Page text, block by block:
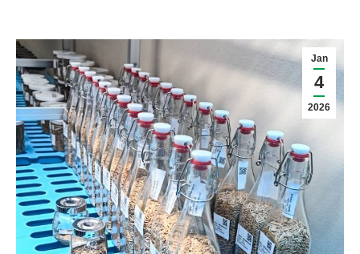
Jan
4
2026